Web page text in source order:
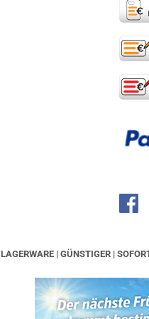
LAGERWARE | GÜNSTIGER |